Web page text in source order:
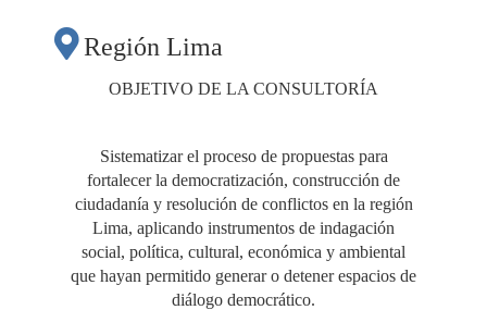
DEMOCRATIZACIÓN
Y CONSTRUCCIÓN
DE CIUDADANÍA EN
LA REGIÓN LIMA DE
LOS ÚLTIMOS 15
Región Lima
OBJETIVO DE LA CONSULTORÍA
Sistematizar el proceso de propuestas para
fortalecer la democratización, construcción de
ciudadanía y resolución de conflictos en la región
Lima, aplicando instrumentos de indagación
social, política, cultural, económica y ambiental
que hayan permitido generar o detener espacios de
diálogo democrático.